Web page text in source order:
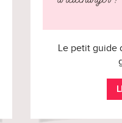
Le petit guide